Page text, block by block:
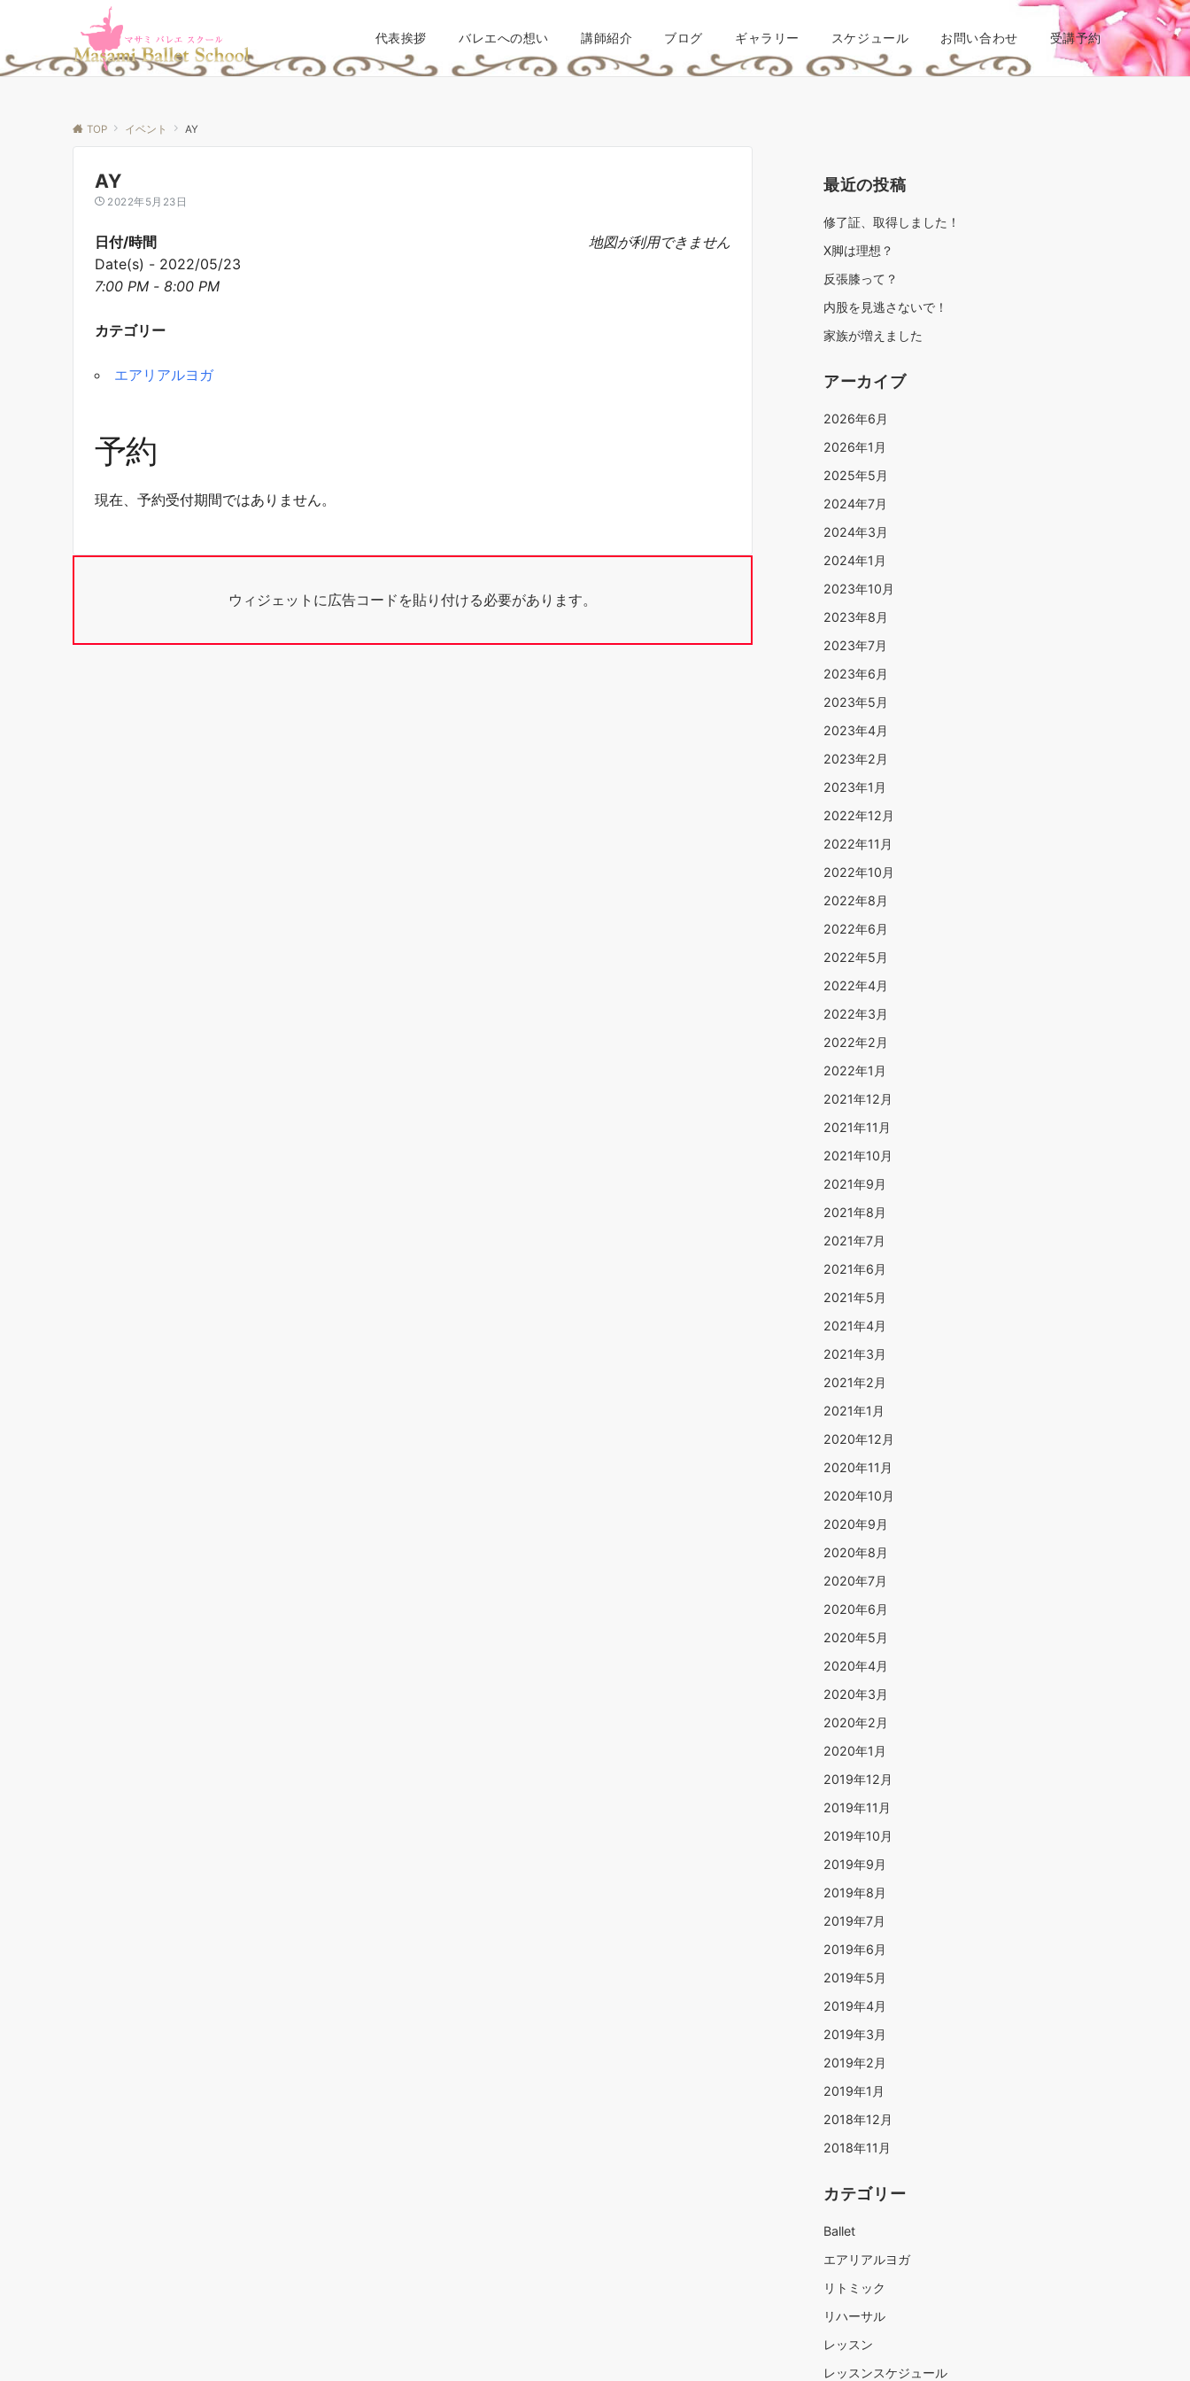
代表挨拶 バレエへの想い 講師紹介 ブログ ギャラリー スケジュール お問い合わせ 受講予約
TOP イベント AY
AY
2022年5月23日
地図が利用できません
日付/時間
Date(s) - 2022/05/23
7:00 PM - 8:00 PM
カテゴリー
エアリアルヨガ
予約
現在、予約受付期間ではありません。
ウィジェットに広告コードを貼り付ける必要があります。
最近の投稿
修了証、取得しました！
X脚は理想？
反張膝って？
内股を見逃さないで！
家族が増えました
アーカイブ
2026年6月
2026年1月
2025年5月
2024年7月
2024年3月
2024年1月
2023年10月
2023年8月
2023年7月
2023年6月
2023年5月
2023年4月
2023年2月
2023年1月
2022年12月
2022年11月
2022年10月
2022年8月
2022年6月
2022年5月
2022年4月
2022年3月
2022年2月
2022年1月
2021年12月
2021年11月
2021年10月
2021年9月
2021年8月
2021年7月
2021年6月
2021年5月
2021年4月
2021年3月
2021年2月
2021年1月
2020年12月
2020年11月
2020年10月
2020年9月
2020年8月
2020年7月
2020年6月
2020年5月
2020年4月
2020年3月
2020年2月
2020年1月
2019年12月
2019年11月
2019年10月
2019年9月
2019年8月
2019年7月
2019年6月
2019年5月
2019年4月
2019年3月
2019年2月
2019年1月
2018年12月
2018年11月
カテゴリー
Ballet
エアリアルヨガ
リトミック
リハーサル
レッスン
レッスンスケジュール